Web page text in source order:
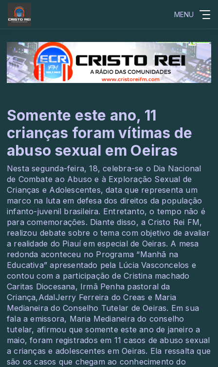
MENU
Somente este ano, 11
crianças foram vítimas de
abuso sexual em Oeiras
Nesta segunda-feira, 18, celebra-se o Dia Nacional
de Combate ao Abuso e à Exploração Sexual de
Crianças e Adolescentes, data que representa um
marco na luta em defesa dos direitos da população
infanto-juvenil brasileira. Entretanto, o tempo não é
para comemorações. Diante disso, a Cristo Rei FM,
realizou debate sobre o tema com objetivo de avaliar
a realidade do Piauí em especial de Oeiras. A mesa
redonda aconteceu no Programa “Manhã na
Educativa” apresentado pela Lúcia Vasconcelos e
contou com a participação de Cristina machado
Caritas Diocesana, Irmã Penha pastoral da
Criança,AdalJerry Ferreira do Creas e Maria
Medianeira do Conselho Tutelar de Oeiras. Em sua
fala a emissora, Maria Medianeira do conselho
tutelar, afirmou que somente este ano de janeiro a
maio, foram registrados em 11 casos de abuso sexual
a crianças e adolescentes em Oeiras. Ela ressalta que
são os casos que chegam ao conhecimento do